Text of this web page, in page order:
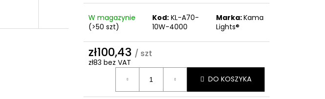
W magazynie
(>50 szt)
Kod: KL-A70-
10W-4000
Marka:Kama
Lights®
zł100,43 / szt
zł83 bez VAT
jednostkowa:
DO KOSZYKA